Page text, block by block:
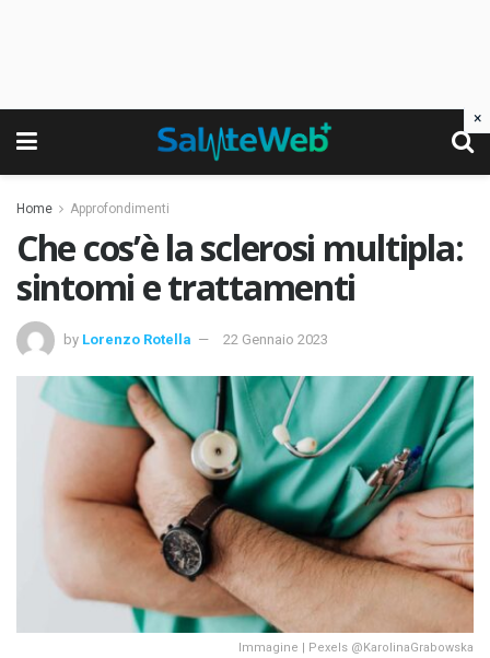
Home Approfondimenti
Che cos’è la sclerosi multipla:
sintomi e trattamenti
by Lorenzo Rotella 22 Gennaio 2023
Immagine | Pexels @KarolinaGrabowska
×